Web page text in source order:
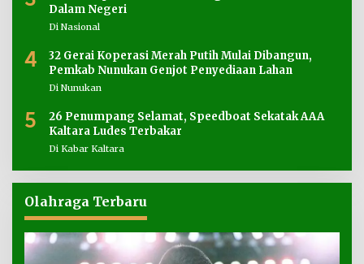
Dalam Negeri
Di Nasional
4
32 Gerai Koperasi Merah Putih Mulai Dibangun,
Pemkab Nunukan Genjot Penyediaan Lahan
Di Nunukan
5
26 Penumpang Selamat, Speedboat Sekatak AAA
Kaltara Ludes Terbakar
Di Kabar Kaltara
Olahraga Terbaru